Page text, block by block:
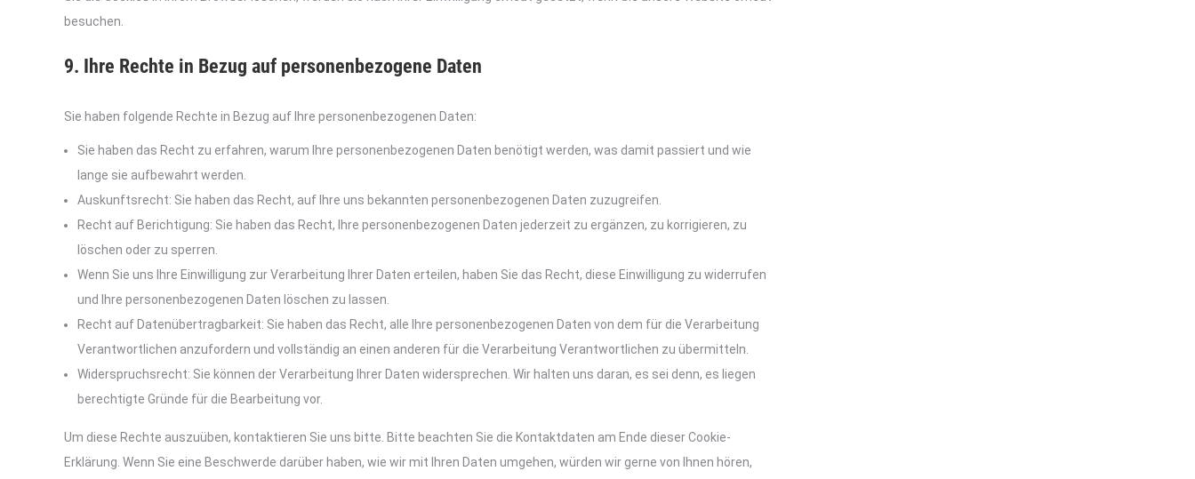
besuchen.
9. Ihre Rechte in Bezug auf personenbezogene Daten
Sie haben folgende Rechte in Bezug auf Ihre personenbezogenen Daten:
Sie haben das Recht zu erfahren, warum Ihre personenbezogenen Daten benötigt werden, was damit passiert und wie
lange sie aufbewahrt werden.
Auskunftsrecht: Sie haben das Recht, auf Ihre uns bekannten personenbezogenen Daten zuzugreifen.
Recht auf Berichtigung: Sie haben das Recht, Ihre personenbezogenen Daten jederzeit zu ergänzen, zu korrigieren, zu
löschen oder zu sperren.
Wenn Sie uns Ihre Einwilligung zur Verarbeitung Ihrer Daten erteilen, haben Sie das Recht, diese Einwilligung zu widerrufen
und Ihre personenbezogenen Daten löschen zu lassen.
Recht auf Datenübertragbarkeit: Sie haben das Recht, alle Ihre personenbezogenen Daten von dem für die Verarbeitung
Verantwortlichen anzufordern und vollständig an einen anderen für die Verarbeitung Verantwortlichen zu übermitteln.
Widerspruchsrecht: Sie können der Verarbeitung Ihrer Daten widersprechen. Wir halten uns daran, es sei denn, es liegen
berechtigte Gründe für die Bearbeitung vor.
Um diese Rechte auszuüben, kontaktieren Sie uns bitte. Bitte beachten Sie die Kontaktdaten am Ende dieser Cookie-
Erklärung. Wenn Sie eine Beschwerde darüber haben, wie wir mit Ihren Daten umgehen, würden wir gerne von Ihnen hören,